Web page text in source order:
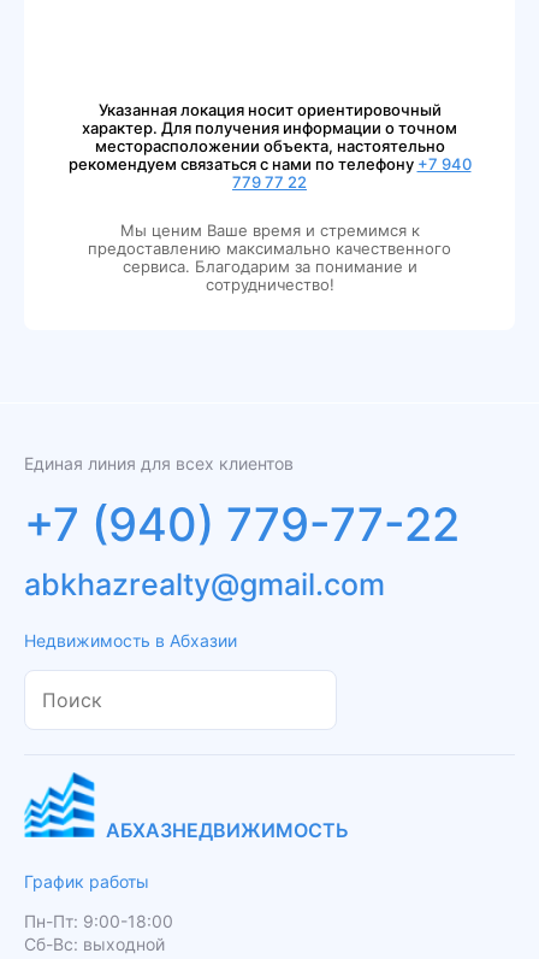
Указанная локация носит ориентировочный
характер. Для получения информации о точном
месторасположении объекта, настоятельно
рекомендуем связаться с нами по телефону +7 940
779 77 22
Мы ценим Ваше время и стремимся к
предоставлению максимально качественного
сервиса. Благодарим за понимание и
сотрудничество!
Единая линия для всех клиентов
+7 (940) 779-77-22
Недвижимость в Абхазии
abkhazrealty@gmail.com
АБХАЗНЕДВИЖИМОСТЬ
График работы
Пн-Пт: 9:00-18:00
Сб-Вс: выходной